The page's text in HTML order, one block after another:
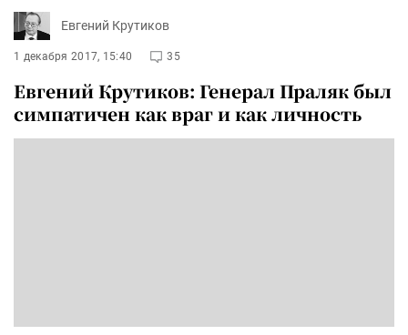
Евгений Крутиков
1 декабря 2017, 15:40 35
Евгений Крутиков: Генерал Праляк был
симпатичен как враг и как личность